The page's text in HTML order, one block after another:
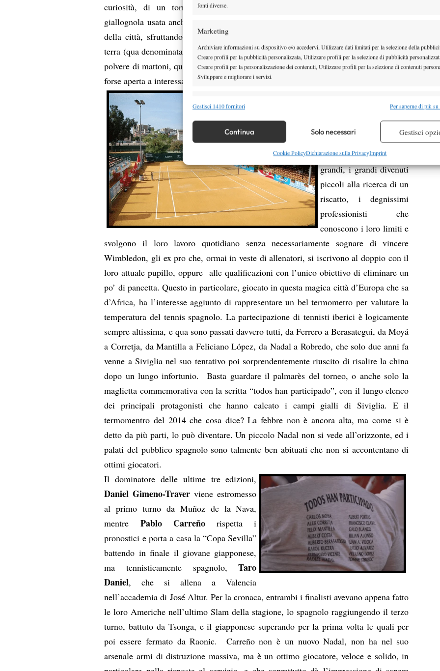
fonti diverse.
Marketing
Archiviare informazioni su dispositivo e/o accedervi, Utilizzare dati limitati per la selezione della
Creare profili per la pubblicità personalizzata, Utilizzare profili per la selezione di pubblicità
Creare profili per la personalizzazione dei contenuti, Utilizzare profili per la selezione di contenuti
Sviluppare e migliorare i servizi.
Funzionalità
Identificare i dispositivi in base alle informazioni trasmesse automaticamente.
Garantire la sicurezza, prevenire e rilevare frodi, correggere errori,
Erogare e presentare pubblicità e contenuto, Salvare e comunicare le
scelte sulla privacy.
Gestisci 1410 fornitori Per saperne di più
Continua Solo necessari Gestisci
Cookie PolicyDichiarazione sulla PrivacyImprint
curiosità, di un torneo giocato su una superficie particolare, la stessa terra
giallognola usata anche nella Maestranza (la
della città, sfruttando un’abbondante materia prima ricavata dalle cave locali. Una
terra (qua denominata
albéro), con una grana più grossolana e più dura della classica
polvere di mattoni, quindi più rapida e scivolosa, in sostanza meno confortevole, ma
forse aperta a interessanti soluzioni di gioco “ibride” fra lento e veloce.
categoria sono, per chi
ama il tennis,
appassionanti. Trovi i
piccoli che diventeranno
grandi, i grandi divenuti
piccoli alla ricerca di un
riscatto, i degnissimi
professionisti che
conoscono i loro limiti e
svolgono il loro lavoro quotidiano senza necessariamente sognare di vincere
Wimbledon, gli ex pro che, ormai in veste di allenatori, si iscrivono al doppio con il
loro attuale pupillo, oppure alle qualificazioni con l’unico obiettivo di eliminare un
po’ di pancetta. Questo in particolare, giocato in questa magica città d’Europa che sa
d’Africa, ha l’interesse aggiunto di rappresentare un bel termometro per valutare la
temperatura del tennis spagnolo. La partecipazione di tennisti iberici è logicamente
sempre altissima, e qua sono passati davvero tutti, da Ferrero a Berasategui, da Moyá
a Corretja, da Mantilla a Feliciano López, da Nadal a Robredo, che solo due anni fa
venne a Siviglia nel suo tentativo poi sorprendentemente riuscito di risalire la china
dopo un lungo infortunio. Basta guardare il palmarès del torneo, o anche solo la
maglietta commemorativa con la scritta “todos han participado”, con il lungo elenco
dei principali protagonisti che hanno calcato i campi gialli di Siviglia. E il
termomentro del 2014 che cosa dice? La febbre non è ancora alta, ma come si è
detto da più parti, lo può diventare. Un piccolo Nadal non si vede all’orizzonte, ed i
palati del pubblico spagnolo sono talmente ben abituati che non si accontentano di
ottimi giocatori.
Il dominatore delle ultime tre edizioni,
Daniel Gimeno-Traver viene estromesso
al primo turno da Muñoz de la Nava,
mentre Pablo Carreñorispetta i
pronostici e porta a casa la “Copa Sevilla”
battendo in finale il giovane giapponese,
ma tennisticamente spagnolo,Taro
Daniel, che si allena a Valencia
nell’accademia di José Altur. Per la cronaca, entrambi i finalisti avevano appena fatto
le loro Americhe nell’ultimo Slam della stagione, lo spagnolo raggiungendo il terzo
turno, battuto da Tsonga, e il giapponese superando per la prima volta le quali per
poi essere fermato da Raonic. Carreño non è un nuovo Nadal, non ha nel suo
arsenale armi di distruzione massiva, ma è un ottimo giocatore, veloce e solido, in